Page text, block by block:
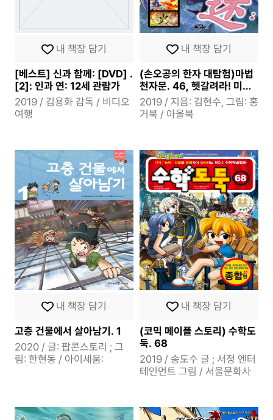
내 책장 담기
[베스트] 신과 함께: [DVD] .
[2]: 인과 연: 12세 관람가
2019 / 김용화 감독 / 비디오
여행
내 책장 담기
(손오공의 한자 대탐험)마법
천자문. 46, 헷갈려라! 미혹
할 미
2019 / 지음: 김현수, 그림: 홍
거북 / 아울북
내 책장 담기
고층 건물에서 살아남기. 1
2020 / 글: 팝콘스토리 ; 그
림: 한현동 / 아이세움:
내 책장 담기
(코믹 메이플 스토리) 수학도
둑. 68
2019 / 송도수 글 ; 서정 엔터
테인먼트 그림 / 서울문화사